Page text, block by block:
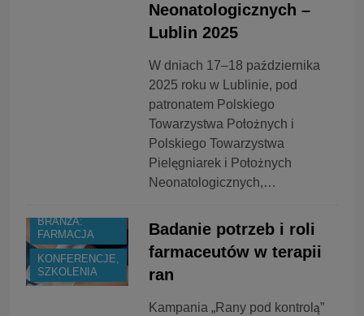
Neonatologicznych –
Lublin 2025
W dniach 17–18 października
2025 roku w Lublinie, pod
patronatem Polskiego
Towarzystwa Położnych i
Polskiego Towarzystwa
Pielęgniarek i Położnych
Neonatologicznych,…
BRANŻA:
FARMACJA
KONFERENCJE,
SZKOLENIA
Badanie potrzeb i roli
farmaceutów w terapii
ran
Kampania „Rany pod kontrolą”